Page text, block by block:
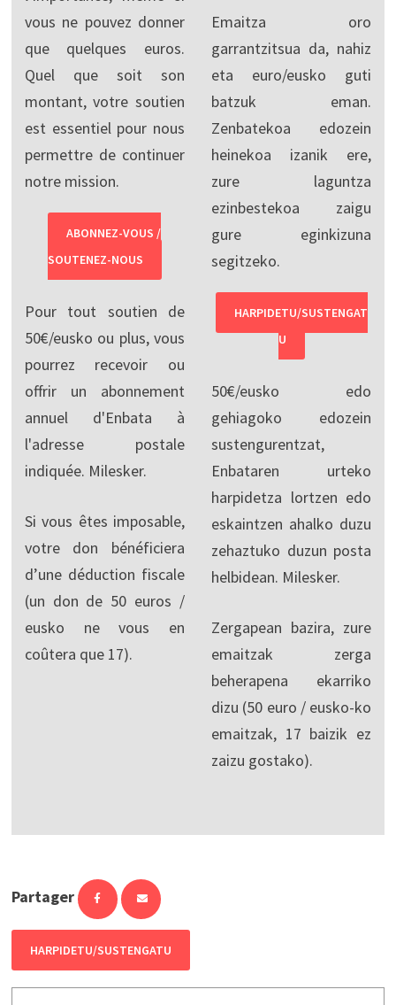
vous ne pouvez donner
que quelques euros.
Quel que soit son
montant, votre soutien
est essentiel pour nous
permettre de continuer
notre mission.
ABONNEZ-VOUS /
SOUTENEZ-NOUS
Pour tout soutien de
50€/eusko ou plus, vous
pourrez recevoir ou
offrir un abonnement
annuel d'Enbata à
l'adresse postale
indiquée. Milesker.
Si vous êtes imposable,
votre don bénéficiera
d’une déduction fiscale
(un don de 50 euros /
eusko ne vous en
coûtera que 17).
Emaitza oro
garrantzitsua da, nahiz
eta euro/eusko guti
batzuk eman.
Zenbatekoa edozein
heinekoa izanik ere,
zure laguntza
ezinbestekoa zaigu
gure eginkizuna
segitzeko.
HARPIDETU/SUSTENGAT
U
50€/eusko edo
gehiagoko edozein
sustengurentzat,
Enbataren urteko
harpidetza lortzen edo
eskaintzen ahalko duzu
zehaztuko duzun posta
helbidean. Milesker.
Zergapean bazira, zure
emaitzak zerga
beherapena ekarriko
dizu (50 euro / eusko-ko
emaitzak, 17 baizik ez
zaizu gostako).
Partager
HARPIDETU/SUSTENGATU